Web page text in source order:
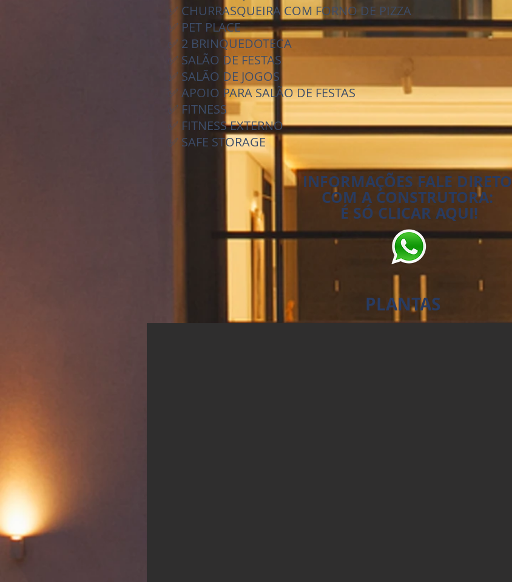
✅ CHURRASQUEIRA COM FORNO DE PIZZA
✅ PET PLACE
✅ 2 BRINQUEDOTECA
✅ SALÃO DE FESTAS
✅ SALÃO DE JOGOS
✅ APOIO PARA SALÃO DE FESTAS
✅ FITNESS
✅ FITNESS EXTERNO
✅ SAFE STORAGE
INFORMAÇÕES FALE DIRETO
COM A CONSTRUTORA:
É SÓ CLICAR AQUI!
PLANTAS